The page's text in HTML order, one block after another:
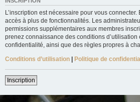
L’inscription est nécessaire pour vous
accès à plus de fonctionnalités. Les
permissions supplémentaires aux membres
prenez connaissance des conditions d’utilisation
confidentialité, ainsi que des règles propres à
Conditions d’utilisation | Politique de
Inscription